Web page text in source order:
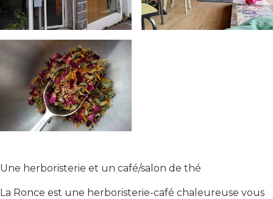
Une herboristerie et un café/salon de thé
La Ronce est une herboristerie-café chaleureuse vous